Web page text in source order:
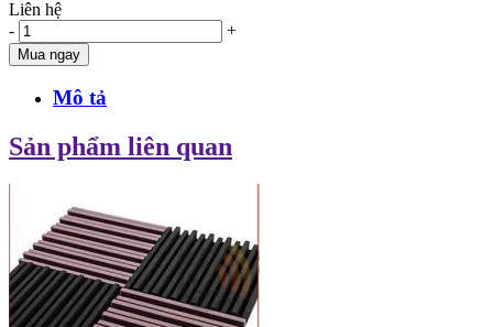
Liên hệ
-
+
Mua ngay
Mô tả
Sản phẩm liên quan